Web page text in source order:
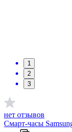
1
2
3
нет отзывов
Смарт-часы